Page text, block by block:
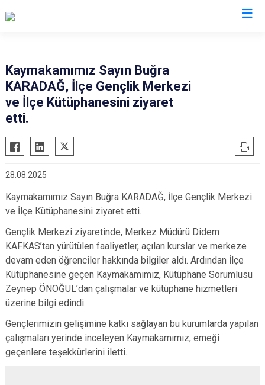
Çayırlı
Kemaliye
Tercan
Kaymakamımız Sayın Buğra
KARADAĞ, İlçe Gençlik Merkezi
ve İlçe Kütüphanesini ziyaret
etti.
28.08.2025
Kaymakamımız Sayın Buğra KARADAĞ, İlçe Gençlik Merkezi
ve İlçe Kütüphanesini ziyaret etti.
Gençlik Merkezi ziyaretinde, Merkez Müdürü Didem
KAFKAS’tan yürütülen faaliyetler, açılan kurslar ve merkeze
devam eden öğrenciler hakkında bilgiler aldı. Ardından İlçe
Kütüphanesine geçen Kaymakamımız, Kütüphane Sorumlusu
Zeynep ÖNOĞUL’dan çalışmalar ve kütüphane hizmetleri
üzerine bilgi edindi.
Gençlerimizin gelişimine katkı sağlayan bu kurumlarda yapılan
çalışmaları yerinde inceleyen Kaymakamımız, emeği
geçenlere teşekkürlerini iletti.